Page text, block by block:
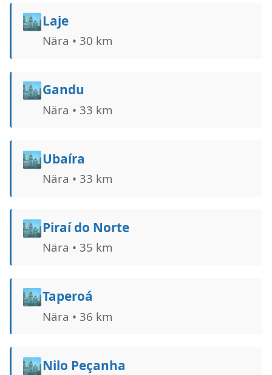
🏙️Laje
Nära • 30 km
🏙️Gandu
Nära • 33 km
🏙️Ubaíra
Nära • 33 km
🏙️Piraí do Norte
Nära • 35 km
🏙️Taperoá
Nära • 36 km
🏙️Nilo Peçanha